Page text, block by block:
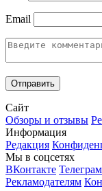
Email
Сайт
Обзоры и отзывы
Информация
Редакция
Мы в соцсетях
ВКонтакте Телеграм
Рекламодателям